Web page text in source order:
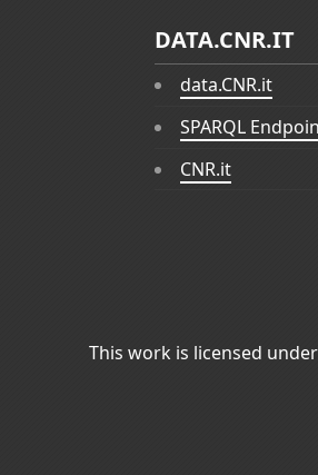
DATA.CNR.IT
data.CNR.it
SPARQL
CNR.it
This work is licensed